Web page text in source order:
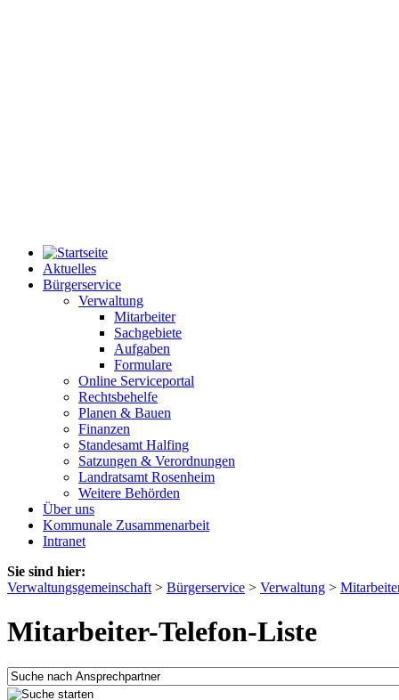
Aktuelles
Bürgerservice
Verwaltung
Mitarbeiter
Sachgebiete
Aufgaben
Formulare
Online Serviceportal
Rechtsbehelfe
Planen & Bauen
Finanzen
Standesamt Halfing
Satzungen & Verordnungen
Landratsamt Rosenheim
Weitere Behörden
Über uns
Kommunale Zusammenarbeit
Intranet
Sie sind hier:
Verwaltungsgemeinschaft > Bürgerservice > Verwaltung >
Mitarbeiter-Telefon-Liste